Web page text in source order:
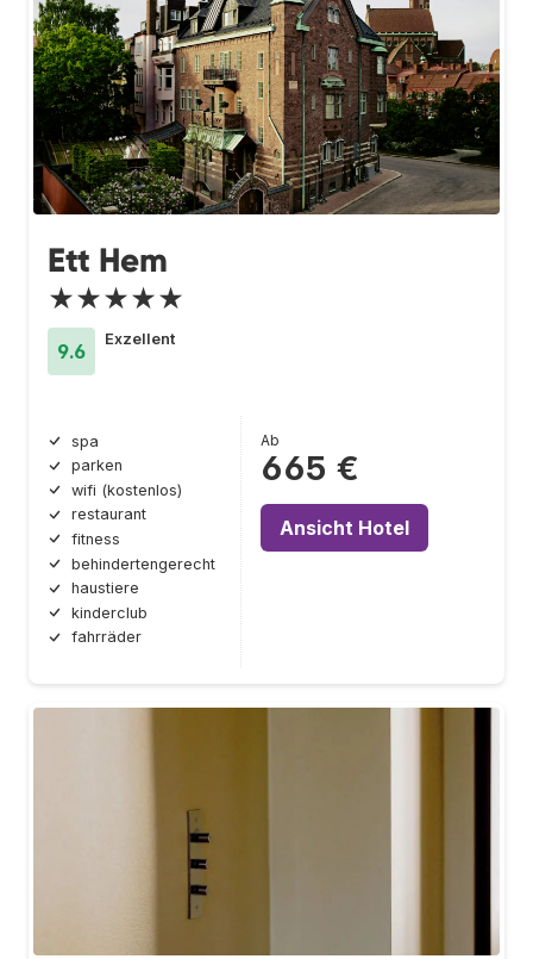
Ett Hem
★★★★★
9.6
Exzellent
spa
parken
wifi (kostenlos)
restaurant
fitness
behindertengerecht
haustiere
kinderclub
fahrräder
Ab
665 €
Ansicht Hotel